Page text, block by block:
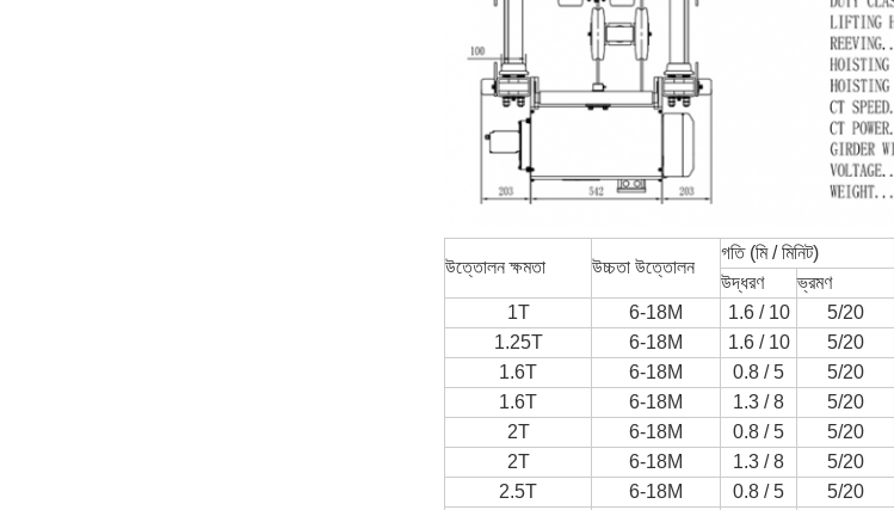
উত্তোলন ক্ষমতা উচ্চতা উত্তোলন
গতি (মি / মিনিট)
উদ্ধরণ
ভ্রমণ
1T
6-18M 1.6 / 10 5/20
1.25T
6-18M 1.6 / 10 5/20
1.6T
6-18M 0.8 / 5 5/20
1.6T
6-18M 1.3 / 8 5/20
2T
6-18M 0.8 / 5 5/20
2T
6-18M 1.3 / 8 5/20
2.5T
6-18M 0.8 / 5 5/20